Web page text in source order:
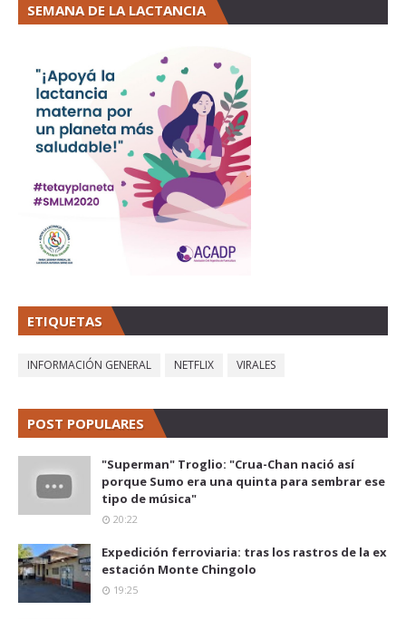
SEMANA DE LA LACTANCIA
ETIQUETAS
INFORMACIÓN GENERAL NETFLIX VIRALES
POST POPULARES
"Superman" Troglio: "Crua-Chan nació así
porque Sumo era una quinta para sembrar ese
tipo de música"
20:22
Expedición ferroviaria: tras los rastros de la ex
estación Monte Chingolo
19:25